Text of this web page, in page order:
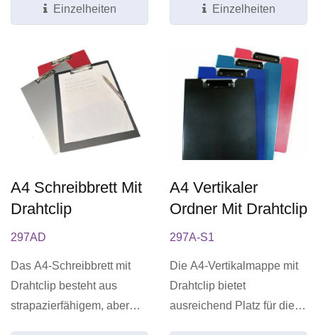
Organisation...Einzelheiten
Einzelheiten
A4 Schreibbrett Mit
Drahtclip
297AD
Das A4-Schreibbrett mit
Drahtclip besteht aus
strapazierfähigem, aber
A4 Vertikaler
Ordner Mit Drahtclip
297A-S1
Die A4-Vertikalmappe mit
Drahtclip bietet
ausreichend Platz für die